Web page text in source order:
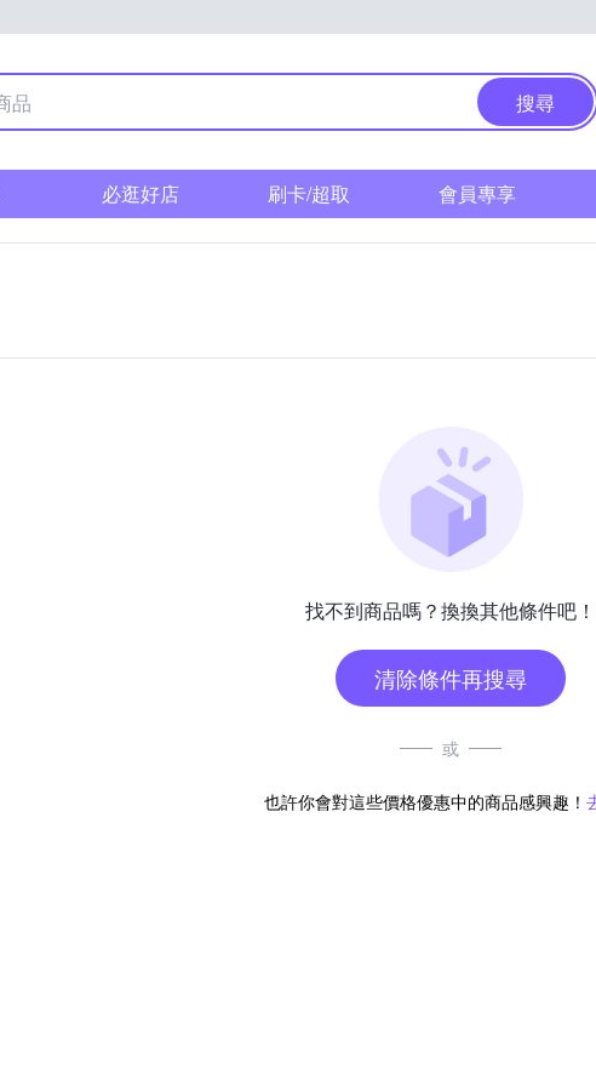
搜尋
必逛好店 刷卡/超取 會員專享
找不到商品嗎？換換其他條件吧！
清除條件再搜尋
或
也許你會對這些價格優惠中的商品感興趣！